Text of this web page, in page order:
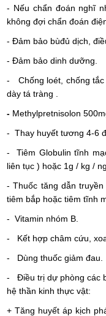
- Nếu chẩn đoán nghĩ
không đợi chẩn đoán
- Đảm bảo bùđủ dịch,
- Đảm bảo dinh dưỡng.
- Chống loét, chống tắc
dày tá tràng .
- Methylpretnisolon
- Thay huyết tương 4-6
- Tiêm Globulin tĩnh
liên tục ) hoặc 1g / kg /
- Thuốc tăng dẫn
tiêm bắp hoặc tiêm tĩnh
- Vitamin nhóm B.
- Kết hợp châm cứu,
- Dùng thuốc giảm đau.
- Điều trị dự phòng các
hệ thần kinh thực vật:
+ Tăng huyết áp kịch